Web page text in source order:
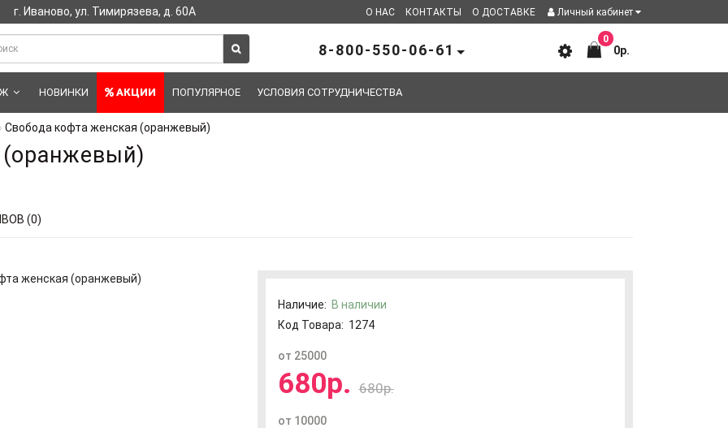
г. Иваново, ул. Тимирязева, д. 60А О НАС КОНТАКТЫ О ДОСТАВКЕ Личный кабинет
0
0р.
8-800-550-06-61
НОВИНКИ АКЦИИ ПОПУЛЯРНОЕ УСЛОВИЯ СОТРУДНИЧЕСТВА
Свобода кофта женская (оранжевый)
(0)
Наличие: В наличии
Код Товара: 1274
от 25000
680р. 680р.
от 10000